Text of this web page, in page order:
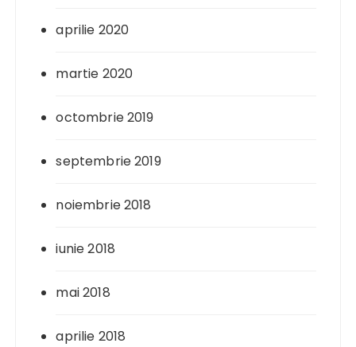
aprilie 2020
martie 2020
octombrie 2019
septembrie 2019
noiembrie 2018
iunie 2018
mai 2018
aprilie 2018